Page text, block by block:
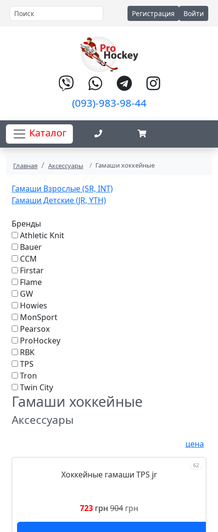
Регистрация Войти
(093)-983-98-44
Каталог
Главная Аксессуары Гамаши хоккейные
Гамаши Взрослые (SR, INT)
Гамаши Детские (JR, YTH)
Бренды
Athletic Knit
Bauer
CCM
Firstar
Flame
GW
Howies
MonSport
Pearsox
ProHockey
RBK
TPS
Tron
Twin City
Гамаши хоккейные
Аксессуары
цена
62
Хоккейные гамаши TPS jr
723 грн 904 грн